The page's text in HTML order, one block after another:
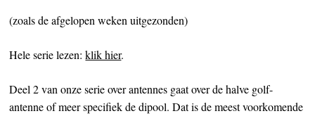
(zoals de afgelopen weken uitgezonden)
Hele serie lezen:klik hier.
Deel 2 van onze serie over antennes gaat over de halve golf-
antenne of meer specifiek de dipool. Dat is de meest voorkomende